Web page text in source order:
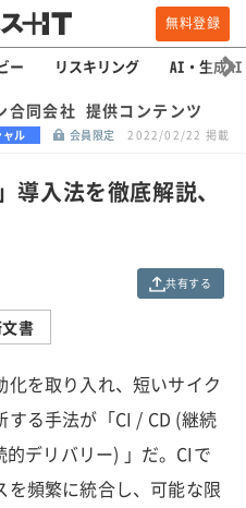
無料登録
ー リスキリング AI・生成AI
合同会社 提供コンテンツ
ャル 会員限定 2022/02/22 掲載
入法を徹底解説、
共有する
書
を取り入れ、短いサイク
る手法が「CI / CD (継続
デリバリー) 」だ。CIで
を頻繁に統合し、可能な限